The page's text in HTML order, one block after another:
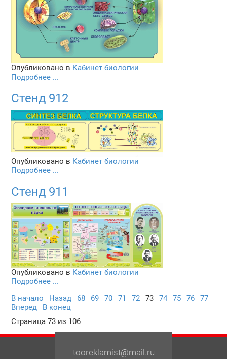
Опубликовано в Кабинет биологии
Подробнее ...
Стенд 912
Опубликовано в Кабинет биологии
Подробнее ...
Стенд 911
Опубликовано в Кабинет биологии
Подробнее ...
В начало
Назад 68 69 70 71 72 73 74 75 76
77
Вперед
В конец
Страница 73 из 106
tooreklamist@mail.ru